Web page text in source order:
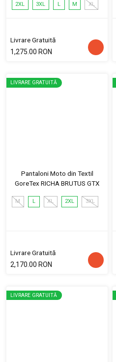
2XL 3XL L M XL
Livrare Gratuită
1,275.00 RON
LIVRARE GRATUITĂ
Pantaloni Moto din Textil
GoreTex RICHA BRUTUS GTX
M L XL 2XL 3XL
Livrare Gratuită
2,170.00 RON
LIVRARE GRATUITĂ